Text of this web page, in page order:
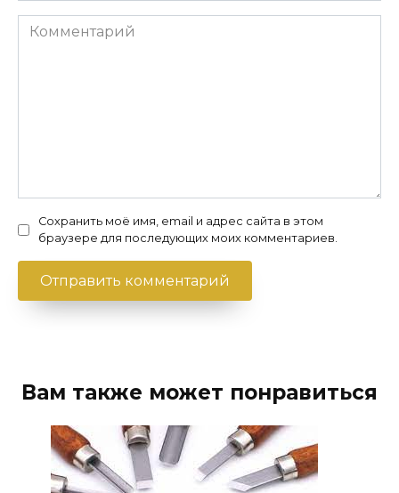
Комментарий
Сохранить моё имя, email и адрес сайта в этом
браузере для последующих моих комментариев.
Вам также может понравиться